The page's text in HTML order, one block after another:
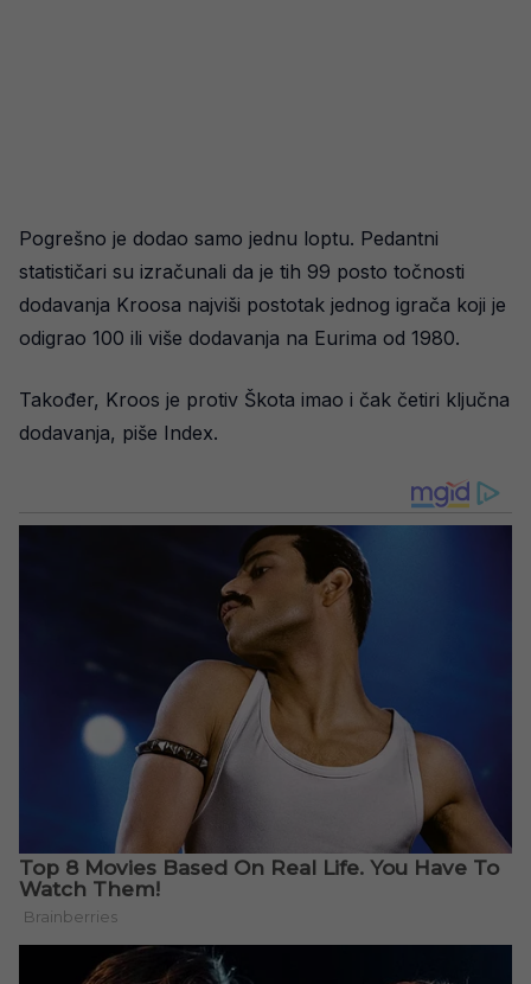
Pogrešno je dodao samo jednu loptu. Pedantni
statističari su izračunali da je tih 99 posto točnosti
dodavanja Kroosa najviši postotak jednog igrača koji je
odigrao 100 ili više dodavanja na Eurima od 1980.
Također, Kroos je protiv Škota imao i čak četiri ključna
dodavanja, piše Index.